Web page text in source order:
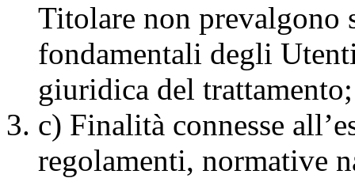
Titolare non
fondamentali degli
giuridica del trattamento;
c) Finalità connesse
regolamenti, normative